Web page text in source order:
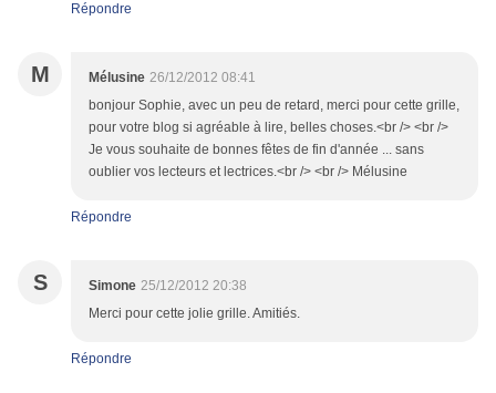
Répondre
M Mélusine 26/12/2012 08:41
bonjour Sophie, avec un peu de retard, merci pour cette grille,
pour votre blog si agréable à lire, belles choses.<br /> <br />
Je vous souhaite de bonnes fêtes de fin d'année ... sans
oublier vos lecteurs et lectrices.<br /> <br /> Mélusine
Répondre
S Simone 25/12/2012 20:38
Merci pour cette jolie grille. Amitiés.
Répondre